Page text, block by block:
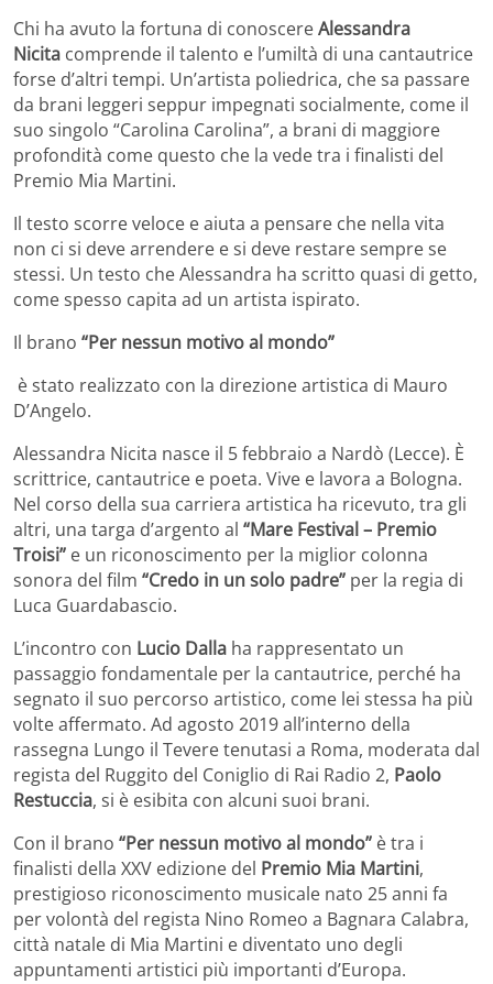
Chi ha avuto la fortuna di conoscereAlessandra
Nicita comprende il talento e l’umiltà di una cantautrice
forse d’altri tempi. Un’artista poliedrica, che sa passare
da brani leggeri seppur impegnati socialmente, come il
suo singolo “Carolina Carolina”, a brani di maggiore
profondità come questo che la vede tra i finalisti del
Premio Mia Martini.
Il testo scorre veloce e aiuta a pensare che nella vita
non ci si deve arrendere e si deve restare sempre se
stessi. Un testo che Alessandra ha scritto quasi di getto,
come spesso capita ad un artista ispirato.
Il brano “Per nessun motivo al mondo”
è stato realizzato con la direzione artistica di Mauro
D’Angelo.
Alessandra Nicita nasce il 5 febbraio a Nardò (Lecce). È
scrittrice, cantautrice e poeta. Vive e lavora a Bologna.
Nel corso della sua carriera artistica ha ricevuto, tra gli
altri, una targa d’argento al “Mare Festival – Premio
Troisi” e un riconoscimento per la miglior colonna
sonora del film “Credo in un solo padre” per la regia di
Luca Guardabascio.
L’incontro con Lucio Dalla ha rappresentato un
passaggio fondamentale per la cantautrice, perché ha
segnato il suo percorso artistico, come lei stessa ha più
volte affermato. Ad agosto 2019 all’interno della
rassegna Lungo il Tevere tenutasi a Roma, moderata dal
regista del Ruggito del Coniglio di Rai Radio 2, Paolo
Restuccia, si è esibita con alcuni suoi brani.
Con il brano “Per nessun motivo al mondo” è tra i
finalisti della XXV edizione del Premio Mia Martini,
prestigioso riconoscimento musicale nato 25 anni fa
per volontà del regista Nino Romeo a Bagnara Calabra,
città natale di Mia Martini e diventato uno degli
appuntamenti artistici più importanti d’Europa.